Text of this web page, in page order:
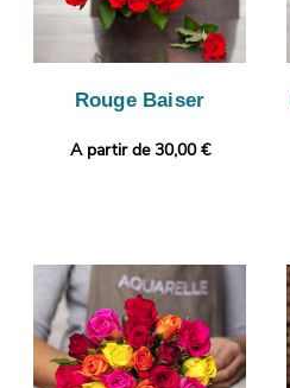
Rouge Baiser
A partir de 30,00 €